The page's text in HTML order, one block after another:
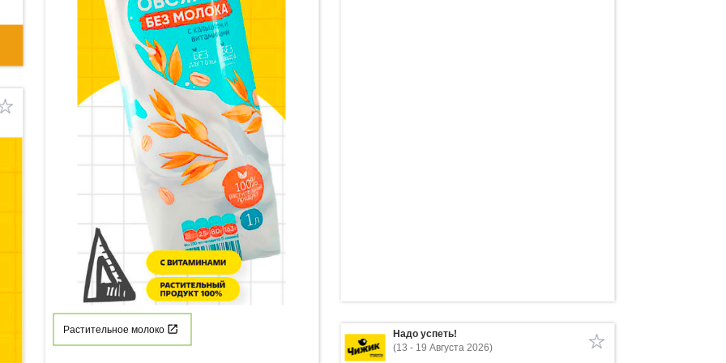
Растительное молоко
Надо успеть!
(13 - 19 Августа 2026)